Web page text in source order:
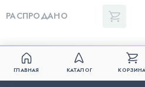
РАСПРОДАНО
ГЛАВНАЯ КАТАЛОГ КОРЗИНА